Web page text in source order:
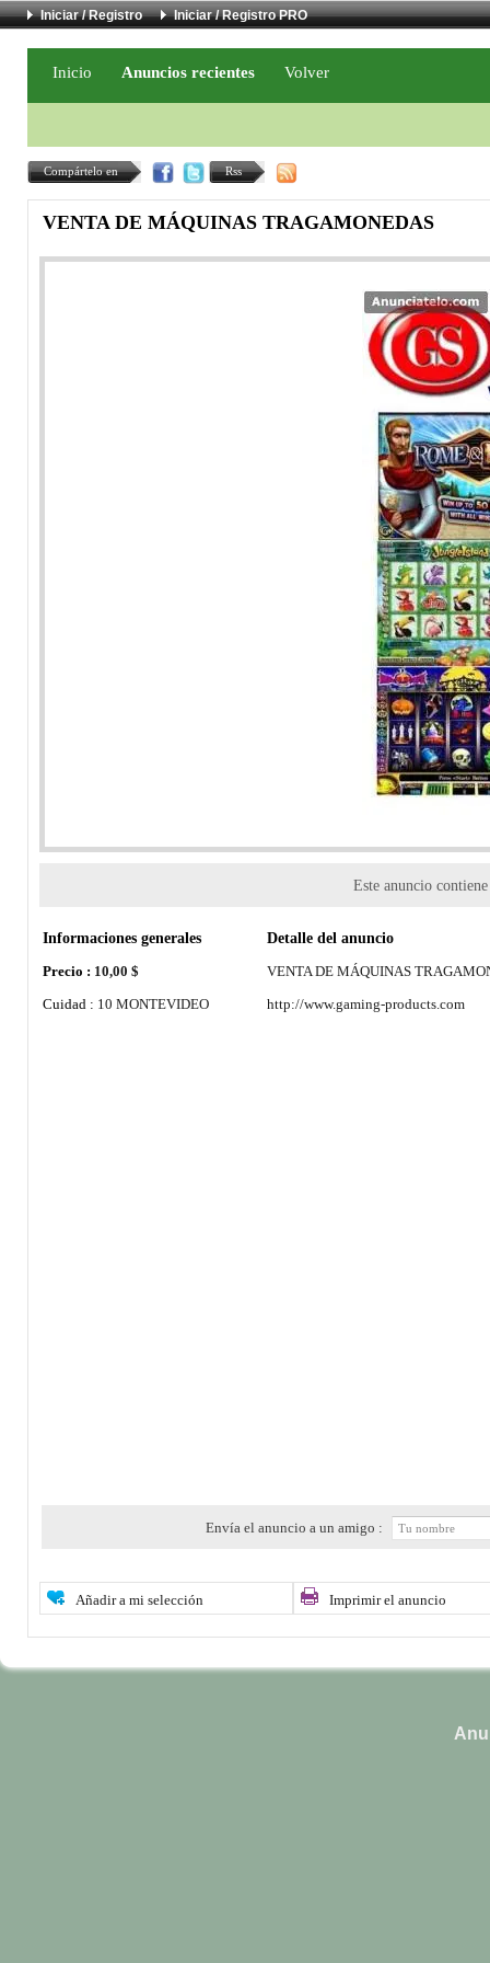
Iniciar / Registro Iniciar / Registro PRO
Inicio Anuncios recientes Volver
Compártelo en Rss
VENTA DE MÁQUINAS TRAGAMONEDAS
Este anuncio
Informaciones generales
Precio : 10,00 $
Cuidad : 10 MONTEVIDEO
Detalle del anuncio
VENTA DE MÁQUINAS
http://www.gaming-products.com
Envía el anuncio a un amigo :
Añadir a mi selección Imprimir el anuncio